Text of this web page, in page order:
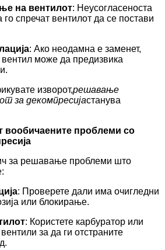
на вентилот: Неусогласеноста
спречат вентилот да се постави
: Ако неодамна е заменет,
може да предизвика
изворот,решавање
за декомпресијастанува
вообичаените проблеми со
за решавање проблеми што
: Проверете дали има очигледни
или блокирање.
: Користете карбуратор или
за да ги отстраните